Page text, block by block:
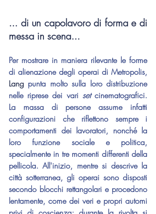
... di un capolavoro di forma e di
messa in scena...
Per mostrare in maniera rilevante le forme
Lang punta molto sulla loro distribuzione
nelle riprese dei vari set cinematografici.
La massa di persone assume infatti
configurazioni che riflettono sempre i
comportamenti dei lavoratori, nonché la
loro funzione sociale e politica,
specialmente in tre momenti differenti della
pellicola. All'inizio, mentre si descrive la
città sotterranea, gli operai sono disposti
secondo blocchi rettangolari e procedono
lentamente, come dei veri e propri automi